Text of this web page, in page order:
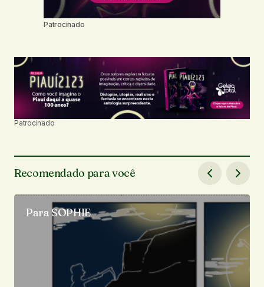
Patrocinado
Patrocinado
Recomendado para você
Para SOPHIE